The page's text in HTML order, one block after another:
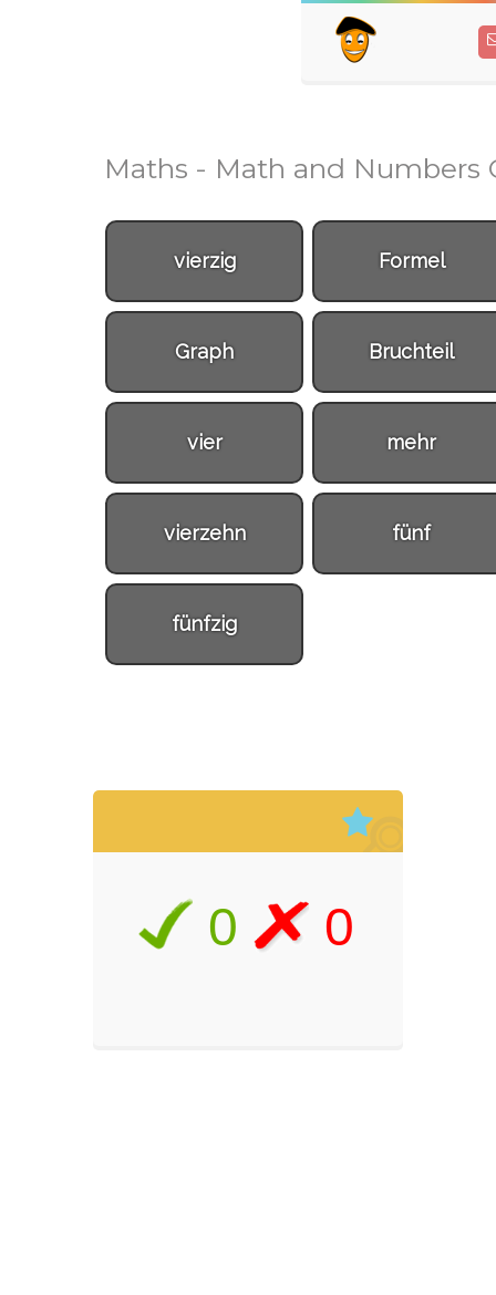
Maths - Math and Numbers
vierzig Formel
Graph Bruchteil
vier mehr
vierzehn fünf
fünfzig
0 0